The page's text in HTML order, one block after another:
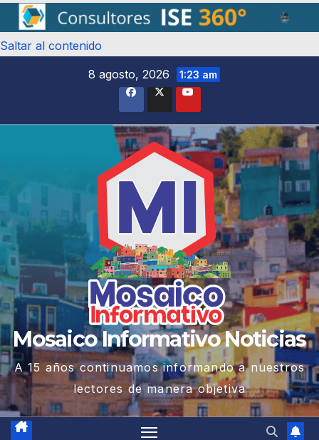
Saltar al contenido
8 agosto, 2026
1:23 am
Mosaico Informativo Noticias
A 15 años continuamos informando a nuestros
lectores de manera objetiva